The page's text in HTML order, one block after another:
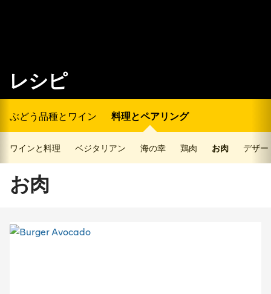
レシピ
ぶどう品種とワイン 料理とペアリング
ワインと料理 ベジタリアン 海の幸 鶏肉 お肉 デザー
お肉